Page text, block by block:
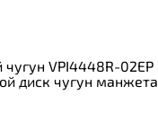
VPI4448R-02EP
диск чугун манжета